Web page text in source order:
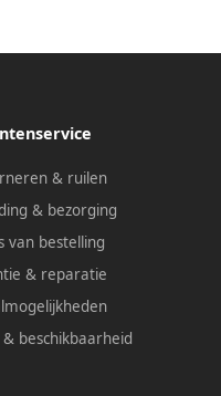
& ruilen
& bezorging
van bestelling
& reparatie
beschikbaarheid